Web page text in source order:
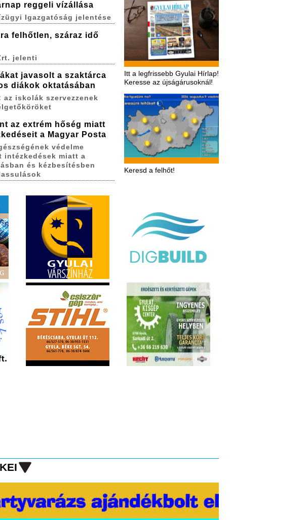
Itt a legfrissebb Gyulai Hírlap!
Keresse az újságárusoknál!
Keresd a felhőt!
reggeli vízállása
Igazgatóság jelentése
felhőtlen, száraz idő
jelenti
javasolt a szaktárca
diákok oktatásában
iskolák szervezzenek
az extrém hőség miatt
a Magyar Posta
védelme
intézkedések miatt a
és kézbesítésben